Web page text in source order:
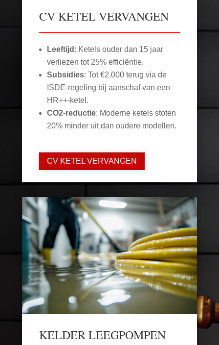
CV KETEL VERVANGEN
Leeftijd : Ketels ouder dan 15 jaar
verliezen tot 25% efficiëntie.
Subsidies: Tot €2.000 terug via de
ISDE-regeling bij aanschaf van een
HR++-ketel.
CO2-reductie: Moderne ketels stoten
20% minder uit dan oudere modellen.
CV KETEL VERVANGEN
KELDER LEEGPOMPEN